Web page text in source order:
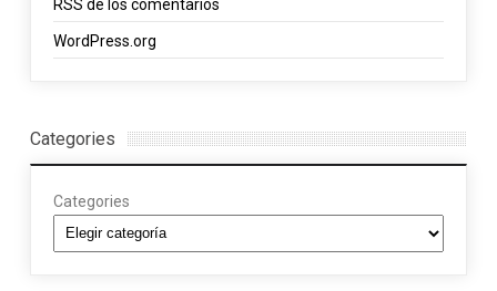
RSS de los comentarios
WordPress.org
Categories
Categories